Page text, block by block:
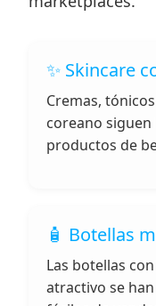
✨ Skincare
Cremas,
coreano
productos de
🧴 Botellas
Las botellas
atractivo se